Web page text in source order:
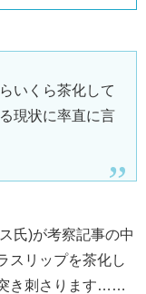
いくら茶化して
現状に率直に言
氏)が考察記事の中
スリップを茶化し
き刺さります……